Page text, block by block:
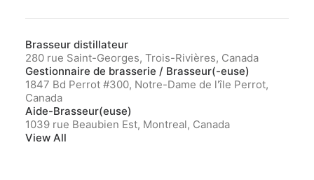
Brasseur distillateur
280 rue Saint-Georges, Trois-Rivières, Canada
Gestionnaire de brasserie / Brasseur(-euse)
1847 Bd Perrot #300, Notre-Dame de l'île Perrot,
Canada
Aide-Brasseur(euse)
1039 rue Beaubien Est, Montreal, Canada
View All